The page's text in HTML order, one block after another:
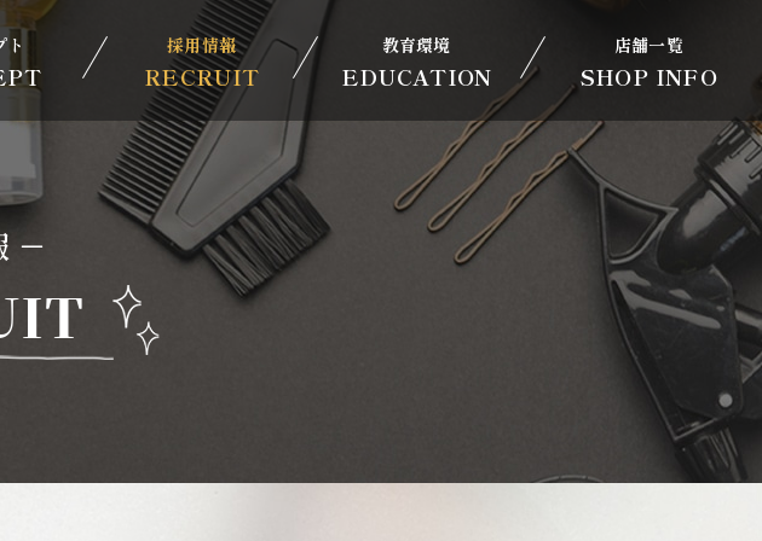
ト 採用情報
RECRUIT
教育環境
EDUCATION
店舗一覧
SHOP INFO
－